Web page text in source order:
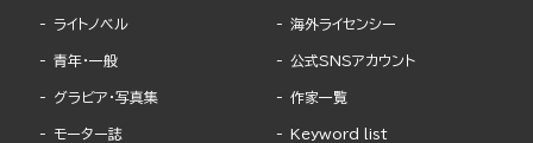
ライトノベル
青年・一般
グラビア・写真集
モーター誌
海外ライセンシー
公式SNSアカウント
作家一覧
Keyword list